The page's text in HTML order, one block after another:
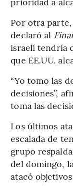
Por otra parte,
declaró al
israelí tendría
que EE.UU.
“Yo tomo las
decisiones”,
toma las
Los últimos
escalada de
grupo
del domingo,
atacó